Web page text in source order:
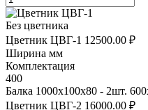
Без цветника
Цветник ЦВГ-1 12500.00 ₽
Ширина мм
Комплектация
400
Балка 1000х100х80 - 2шт.
Цветник ЦВГ-2 16000.00 ₽